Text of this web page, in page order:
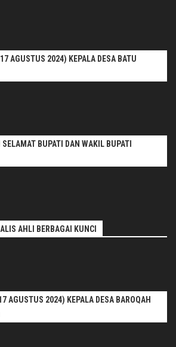
AGUSTUS 2024) KEPALA DESA BATU
BUPATI DAN WAKIL BUPATI
AHLI BERBAGAI KUNCI
AGUSTUS 2024) KEPALA DESA BAROQAH